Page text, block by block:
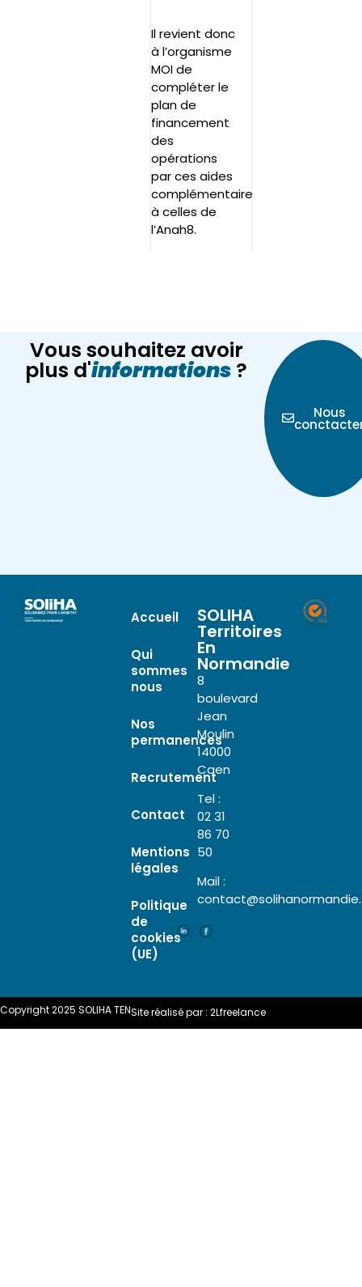
Il revient donc
à l’organisme
MOI de
compléter le
plan de
financement
des
opérations
par ces aides
complémentaire
à celles de
l’Anah8.
Vous souhaitez avoir
plus d'informations ?
Nous
Accueil
Qui
sommes
nous
Nos
permanences
Recrutement
Contact
Mentions
légales
Politique
de
cookies
(UE)
SOLIHA
Territoires
En
Normandie
8
boulevard
Jean
Moulin
14000
Caen
Tel :
02 31
86 70
50
Mail :
Copyright 2025 SOLIHA TENSite réalisé par : 2Lfreelance